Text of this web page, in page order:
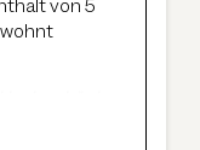
ab.
von 5